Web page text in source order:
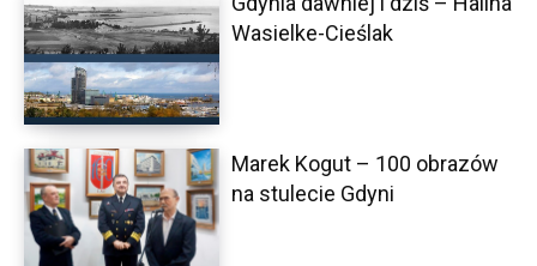
Wasielke-Cieślak
Marek Kogut – 100 obrazów
na stulecie Gdyni